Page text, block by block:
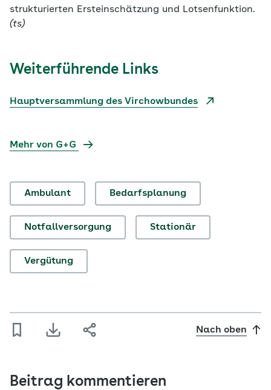
strukturierten Ersteinschätzung und Lotsenfunktion.
(ts)
Weiterführende Links
Hauptversammlung des Virchowbundes
Mehr von G+G
Ambulant Bedarfsplanung
Notfallversorgung Stationär
Vergütung
Nach oben
Beitrag kommentieren